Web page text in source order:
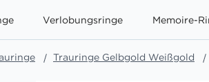
Verlobungsringe Memoire-
Trauringe Gelbgold Weißgold